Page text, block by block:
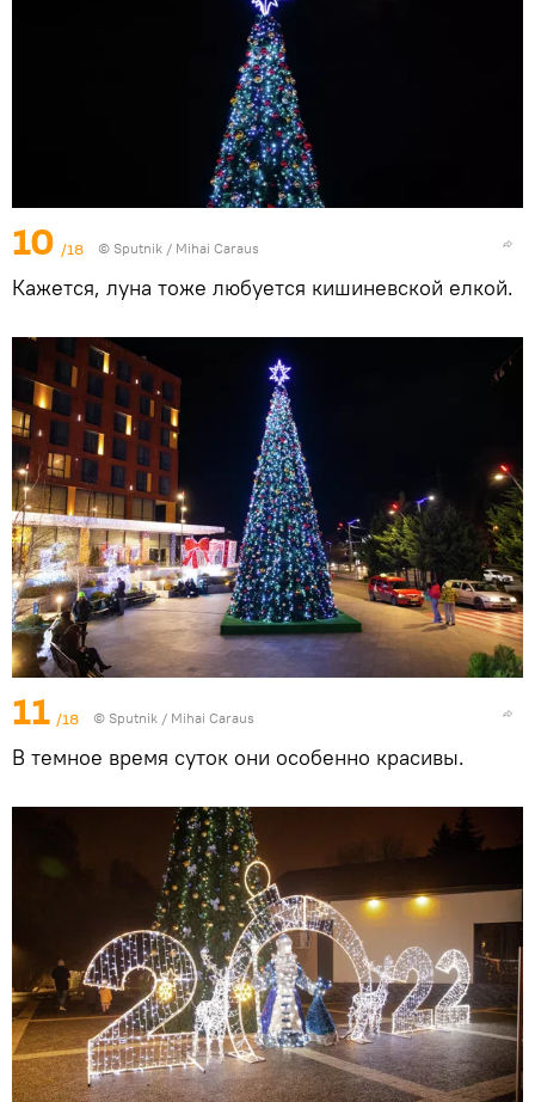
10 /18 © Sputnik / Mihai Caraus
Кажется, луна тоже любуется кишиневской елкой.
11 /18 © Sputnik / Mihai Caraus
В темное время суток они особенно красивы.